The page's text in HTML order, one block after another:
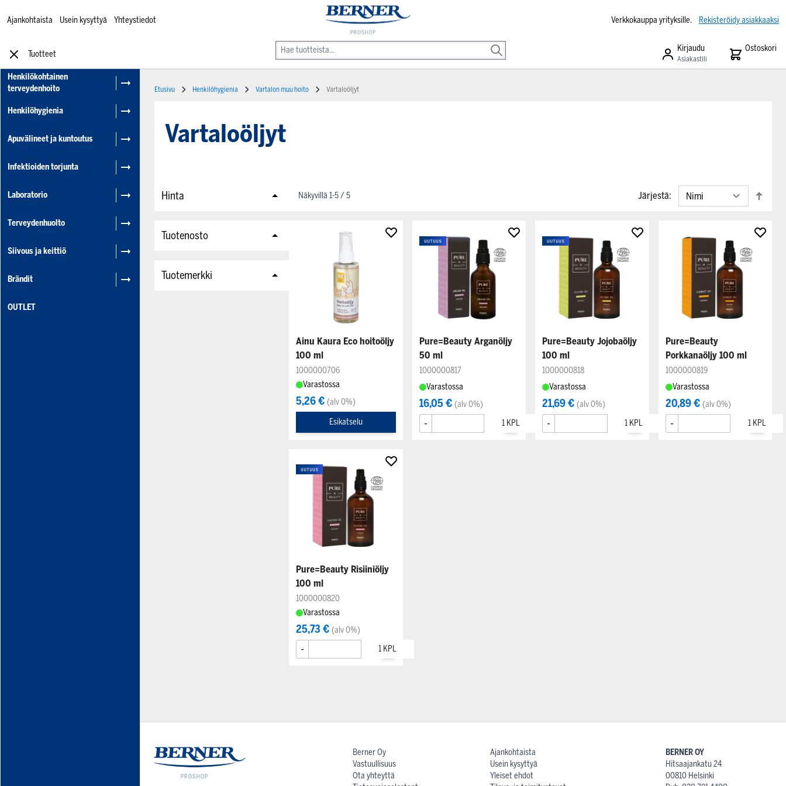
Ajankohtaista Usein kysyttyä Yhteystiedot Verkkokauppa yrityksille. Rekisteröidy asiakkaaksi
Tuotteet
Kirjaudu
Asiakastili
Ostoskori
Henkilökohtainen
terveydenhoito
Henkilöhygienia
Apuvälineet ja kuntoutus
Infektioiden torjunta
Laboratorio
Terveydenhuolto
Siivous ja keittiö
Brändit
OUTLET
Etusivu Henkilöhygienia Vartalon muu hoito Vartaloöljyt
Vartaloöljyt
Hinta
Tuotenosto
Tuotemerkki
Näkyvillä 1-5/5 Järjestä:
Ainu Kaura Eco hoitoöljy
100 ml
1000000706
Varastossa
5,26 € (alv 0%)
Esikatselu
Pure=Beauty Arganöljy
50 ml
1000000817
Varastossa
16,05 € (alv 0%)
-
Pure=Beauty Jojobaöljy
100 ml
1000000818
Varastossa
21,69 € (alv 0%)
-
Pure=Beauty
Porkkanaöljy 100 ml
1000000819
Varastossa
20,89 € (alv 0%)
-
Pure=Beauty Risiiniöljy
100 ml
1000000820
Varastossa
25,73 € (alv 0%)
-
Berner Oy
Vastuullisuus
Ota yhteyttä
Ajankohtaista
Usein kysyttyä
Yleiset ehdot
BERNER OY
Hitsaajankatu 24
00810 Helsinki